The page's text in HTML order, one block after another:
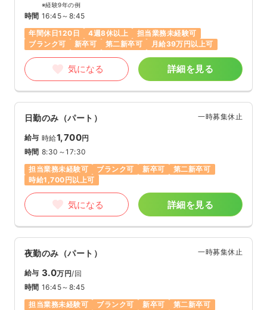
※経験9年の例
時間 16:45～8:45
年間休日120日
4週8休以上
担当業務未経験可
ブランク可
新卒可 第二新卒可 月給39万円以上可
気になる 詳細を見る
日勤のみ（パート） 一時募集休止
給与 時給1,700円
時間 8:30～17:30
担当業務未経験可
ブランク可 新卒可
第二新卒可
時給1,700円以上可
気になる 詳細を見る
夜勤のみ（パート） 一時募集休止
給与 3.0万円/回
時間 16:45～8:45
担当業務未経験可
ブランク可 新卒可 第二新卒可